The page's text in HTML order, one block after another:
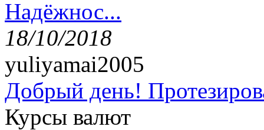
Надёжнос...
18/10/2018
yuliyamai2005
Добрый день!
Курсы валют